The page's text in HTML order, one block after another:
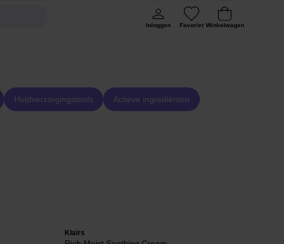
Inloggen Favoriet Winkelwagen
Huidverzorgingstools Actieve ingrediënten
Klairs